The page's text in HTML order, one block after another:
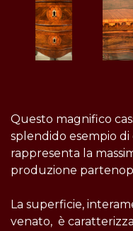
Questo magnifico
splendido esempio
rappresenta la
produzione
La superficie,
venato, è